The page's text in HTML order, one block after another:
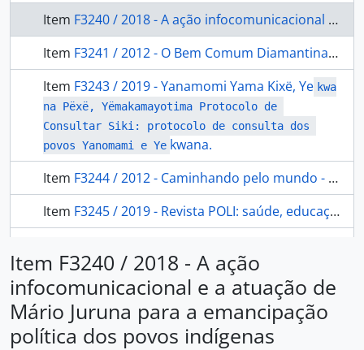
Item F3240 / 2018 - A ação infocomunicacional e a atuação de Mário Juruna para a emancipação política dos povos indígenas
Item F3241 / 2012 - O Bem Comum Diamantina: 15 a 26 de julho de 2012.
Item F3243 / 2019 - Yanamomi Yama Kixë, Ye kwa
na Pëxë, Yëmakamayotima Protocolo de
Consultar Siki: protocolo de consulta dos
povos Yanomami e Ye kwana.
Item F3244 / 2012 - Caminhando pelo mundo - mitologia Terena: a saga dos Terena.
Item F3245 / 2019 - Revista POLI: saúde, educação e trabalho - jornalismo público para o fortalecimento da educação profissional em saúde.
Item F3240 / 2018 - A ação
infocomunicacional e a atuação de
Mário Juruna para a emancipação
política dos povos indígenas